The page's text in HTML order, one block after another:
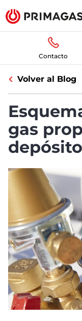
Contacto
Volver al Blog
gas
depósito